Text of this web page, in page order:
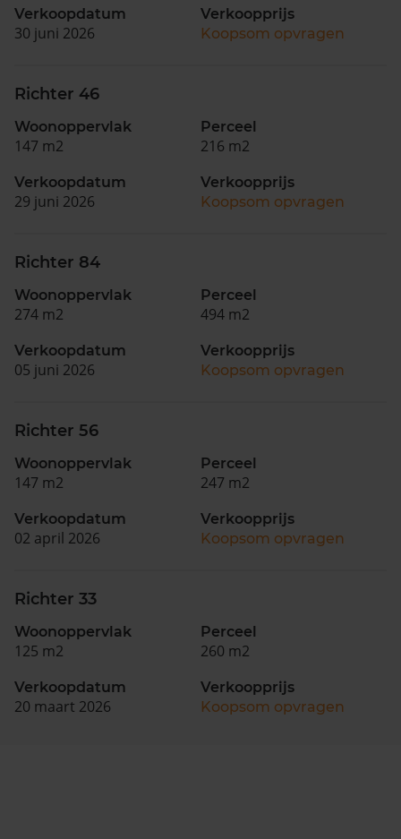
Verkoopdatum
30 juni 2026
Verkoopprijs
Koopsom opvragen
Richter 46
Woonoppervlak
147 m2
Perceel
216 m2
Verkoopdatum
29 juni 2026
Verkoopprijs
Koopsom opvragen
Richter 84
Woonoppervlak
274 m2
Perceel
494 m2
Verkoopdatum
05 juni 2026
Verkoopprijs
Koopsom opvragen
Richter 56
Woonoppervlak
147 m2
Perceel
247 m2
Verkoopdatum
02 april 2026
Verkoopprijs
Koopsom opvragen
Richter 33
Woonoppervlak
125 m2
Perceel
260 m2
Verkoopdatum
20 maart 2026
Verkoopprijs
Koopsom opvragen